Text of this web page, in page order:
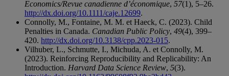
Economics/Revue canadienne d’économique, 57(1), 5–26.
http://dx.doi.org/10.1111/caje.12699.
Connolly, M., Fontaine, M. M. et Haeck, C. (2023). Child
Penalties in Canada. Canadian Public Policy, 49(4), 399–
420. http://dx.doi.org/10.3138/cpp.2023-015.
Vilhuber, L., Schmutte, I., Michuda, A. et Connolly, M.
(2023). Reinforcing Reproducibility and Replicability: An
Introduction. Harvard Data Science Review, 5(3).